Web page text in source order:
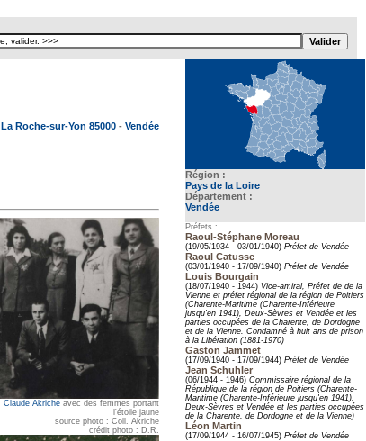
Région :
Pays de la Loire
Département :
Vendée
Préfets :
Raoul-Stéphane Moreau
(19/05/1934 - 03/01/1940) Préfet de Vendée
Raoul Catusse
(03/01/1940 - 17/09/1940) Préfet de Vendée
Louis Bourgain
(18/07/1940 - 1944) Vice-amiral, Préfet de de la
Vienne et préfet régional de la région de Poitiers
(Charente-Maritime (Charente-Inférieure
jusqu'en 1941), Deux-Sèvres et Vendée et les
parties occupées de la Charente, de Dordogne
et de la Vienne. Condamné à huit ans de prison
à la Libération (1881-1970)
Gaston Jammet
(17/09/1940 - 17/09/1944) Préfet de Vendée
Jean Schuhler
(06/1944 - 1946) Commissaire régional de la
République de la région de Poitiers (Charente-
Maritime (Charente-Inférieure jusqu'en 1941),
Deux-Sèvres et Vendée et les parties occupées
de la Charente, de Dordogne et de la Vienne)
Léon Martin
(17/09/1944 - 16/07/1945) Préfet de Vendée
La Roche-sur-Yon 85000 - Vendée
Claude Akriche avec des femmes portant
l'étoile jaune
source photo : Coll. Akriche
crédit photo : D.R.